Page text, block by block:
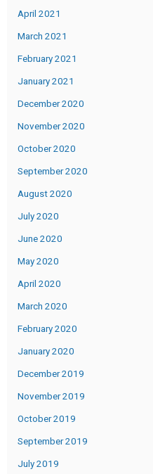
April 2021
March 2021
February 2021
January 2021
December 2020
November 2020
October 2020
September 2020
August 2020
July 2020
June 2020
May 2020
April 2020
March 2020
February 2020
January 2020
December 2019
November 2019
October 2019
September 2019
July 2019